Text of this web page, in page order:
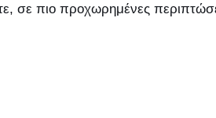
σε πιο προχωρημένες